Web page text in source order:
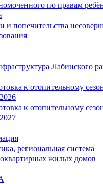
по правам
и попечительства
Лабинского
к отопительному
к отопительному
региональная система
жилых домов